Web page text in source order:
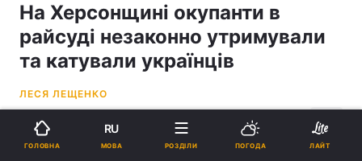
На Херсонщині окупанти в
райсуді незаконно утримували
та катували українців
ЛЕСЯ ЛЕЩЕНКО
16:28, 06.12.22
ГОЛОВНА
RU
МОВА РОЗДІЛИ ПОГОДА ЛАЙТ